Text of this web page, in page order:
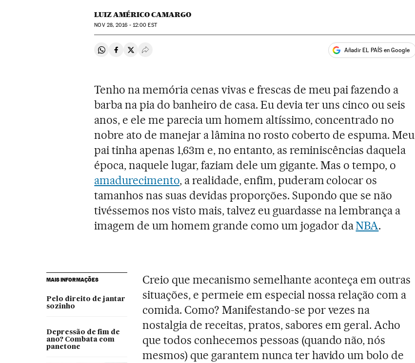
LUIZ AMÉRICO CAMARGO
NOV28, 2016 - 12:00 EST
Compartir en Whatsapp
Compartir en Facebook
Compartir en Twitter
Desplegar Redes Sociales Añadir EL PAÍS en Google
Tenho na memória cenas vivas e frescas de meu pai fazendo a
barba na pia do banheiro de casa. Eu devia ter uns cinco ou seis
anos, e ele me parecia um homem altíssimo, concentrado no
nobre ato de manejar a lâmina no rosto coberto de espuma. Meu
pai tinha apenas 1,63m e, no entanto, as reminiscências daquela
época, naquele lugar, faziam dele um gigante. Mas o tempo, o
amadurecimento, a realidade, enfim, puderam colocar os
tamanhos nas suas devidas proporções. Supondo que se não
tivéssemos nos visto mais, talvez eu guardasse na lembrança a
imagem de um homem grande como um jogador daNBA.
MAIS INFORMAÇÕES
Pelo direito de jantar
sozinho
Depressão de fim de
ano? Combata com
panetone
Creio que mecanismo semelhante aconteça em outras
situações, e permeie em especial nossa relação com a
comida. Como? Manifestando-se por vezes na
nostalgia de receitas, pratos, sabores em geral. Acho
que todos conhecemos pessoas (quando não, nós
mesmos) que garantem nunca ter havido um bolo de